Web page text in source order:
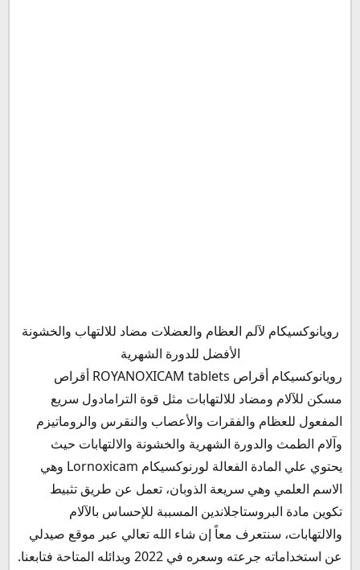
بيانات التركيب لدواء رويانوكسيكام
رويانوكسيكام صيدلي
دواعي استعمال مسكن رويانوكسيكام أقراص
ROYANOXICAM 8mg tablets
الآثار الجانبية لتناول دواء رويانوكسيكام
الآثار الجانبية الشائعة لدواء رويانوكسيكام
الآثار الجانبية النادرة لدواء رويانوكسيكام
موانع استعمال رويانوكسيكام
رويانوكسيكام للحامل
رويانوكسيكام والرضاعة
كبسولات رويانوكسيكام لمرضي الكبد والكلي والقلب
رويانوكسيكام لآلم العظام والعضلات مضاد للالتهاب والخشونة
الأفضل للدورة الشهرية
رويانوكسيكام أقراص ROYANOXICAM tablets أقراص
مسكن للآلام ومضاد للالتهابات مثل قوة الترامادول سريع
المفعول للعظام والفقرات والأعصاب والنقرس والروماتيزم
وآلام الطمث والدورة الشهرية والخشونة والالتهابات حيث
يحتوي علي المادة الفعالة لورنوكسيكام Lornoxicam وهي
الاسم العلمي وهي سريعة الذوبان، تعمل عن طريق تثبيط
تكوين مادة البروستاجلاندين المسببة للإحساس بالآلام
والالتهابات، سنتعرف معاً إن شاء الله تعالي عبر موقع صيدلي
عن استخداماته جرعته وسعره في 2022 وبدائله المتاحة فتابعنا.